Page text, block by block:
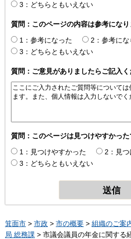
3：どちらともいえない
質問：このページの内容は参考になり
1：参考になった
2：参考に
3：どちらともいえない
質問：ご意見がありましたらご記入
質問：このページは見つけやすかった
1：見つけやすかった
2：見
3：どちらともいえない
箕面市 > 市政 > 市の概要 > 組織のご案
局 総務課 > 市議会議員の年金に関する